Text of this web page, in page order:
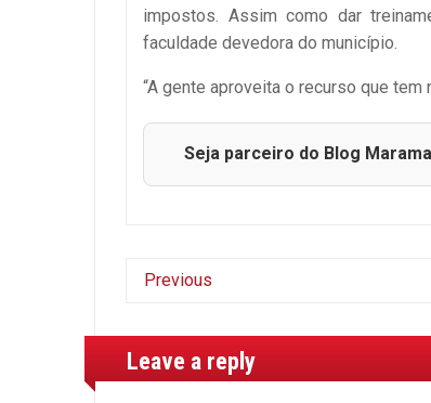
impostos. Assim como dar
faculdade devedora do município.
“A gente aproveita o recurso que tem
Seja parceiro do Blog
Previous
Leave a reply